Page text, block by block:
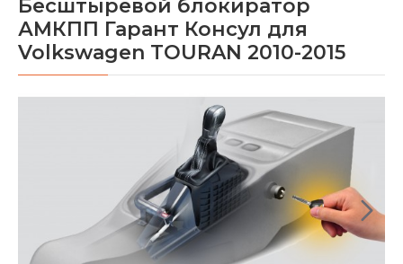
Бесштыревой блокиратор
АMКПП Гарант Консул для
Volkswagen TOURAN 2010-2015